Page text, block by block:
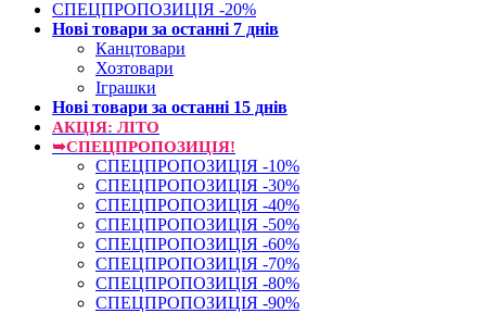
СПЕЦПРОПОЗИЦІЯ -20%
Нові товари за останнi 7 днiв
Канцтовари
Хозтовари
Іграшки
Нові товари за останнi 15 днiв
АКЦІЯ: ЛІТО
➥СПЕЦПРОПОЗИЦІЯ!
СПЕЦПРОПОЗИЦІЯ -10%
СПЕЦПРОПОЗИЦІЯ -30%
СПЕЦПРОПОЗИЦІЯ -40%
СПЕЦПРОПОЗИЦІЯ -50%
СПЕЦПРОПОЗИЦІЯ -60%
СПЕЦПРОПОЗИЦІЯ -70%
СПЕЦПРОПОЗИЦІЯ -80%
СПЕЦПРОПОЗИЦІЯ -90%